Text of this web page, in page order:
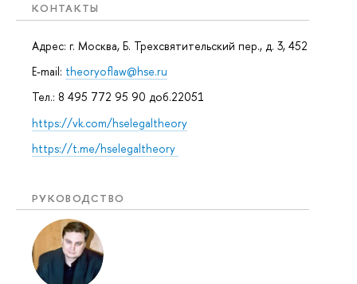
КОНТАКТЫ
Адрес: г. Москва, Б. Трехсвятительский пер., д. 3, 452
E-mail: theoryoflaw@hse.ru
Тел.: 8 495 772 95 90 доб.22051
https://vk.com/hselegaltheory
https://t.me/hselegaltheory
РУКОВОДСТВО